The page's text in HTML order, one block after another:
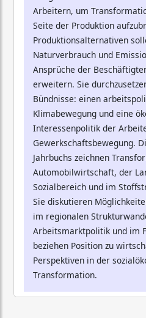
Arbeitern, um
Seite der Produktion
Produktionsalternativen
Naturverbrauch und
Ansprüche der
erweitern. Sie
Bündnisse: einen
Klimabewegung und eine
Interessenpolitik der
Gewerkschaftsbewegung.
Jahrbuchs zeichnen
Automobilwirtschaft, der
Sozialbereich und im
Sie diskutieren
im regionalen
Arbeitsmarktpolitik und im
beziehen Position zu
Perspektiven in der
Transformation.